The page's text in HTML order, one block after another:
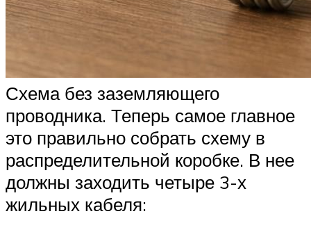
Схема без заземляющего
проводника. Теперь самое главное
это правильно собрать схему в
распределительной коробке. В нее
должны заходить четыре 3-х
жильных кабеля: